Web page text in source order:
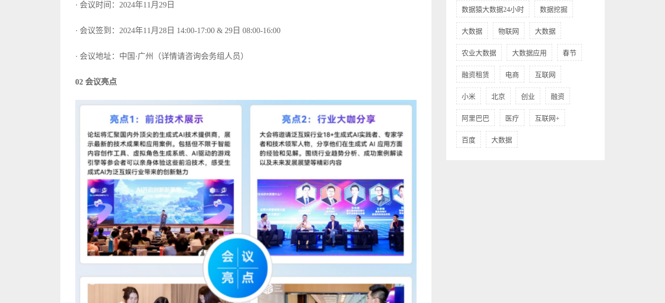
· 会议时间：2024年11月29日
· 会议签到：2024年11月28日 14:00-17:00 & 29日 08:00-16:00
· 会议地址：中国·广州（详情请咨询会务组人员）
02 会议亮点
数据猿大数据24小时 数据挖掘
大数据 物联网 大数据
农业大数据 大数据应用 春节
融资租赁 电商 互联网
小米 北京 创业 融资
阿里巴巴 医疗 互联网+
百度 大数据